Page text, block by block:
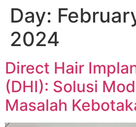
Day:
2024
Direct Hair
(DHI): Solusi
Masalah